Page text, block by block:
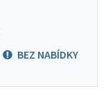
BEZ NABÍDKY